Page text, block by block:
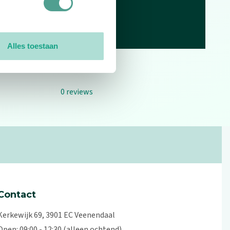
Alles toestaan
0 reviews
69, 3901 EC Veenendaal